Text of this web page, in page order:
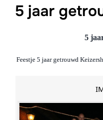
5 jaar
5
Feestje 5 jaar getrouwd